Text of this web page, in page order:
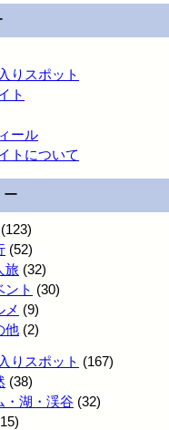
りスポット
ト
ール
トについて
ー
(123)
(52)
旅 (32)
ント (30)
メ (9)
他 (2)
りスポット (167)
(38)
・湖・渓谷 (32)